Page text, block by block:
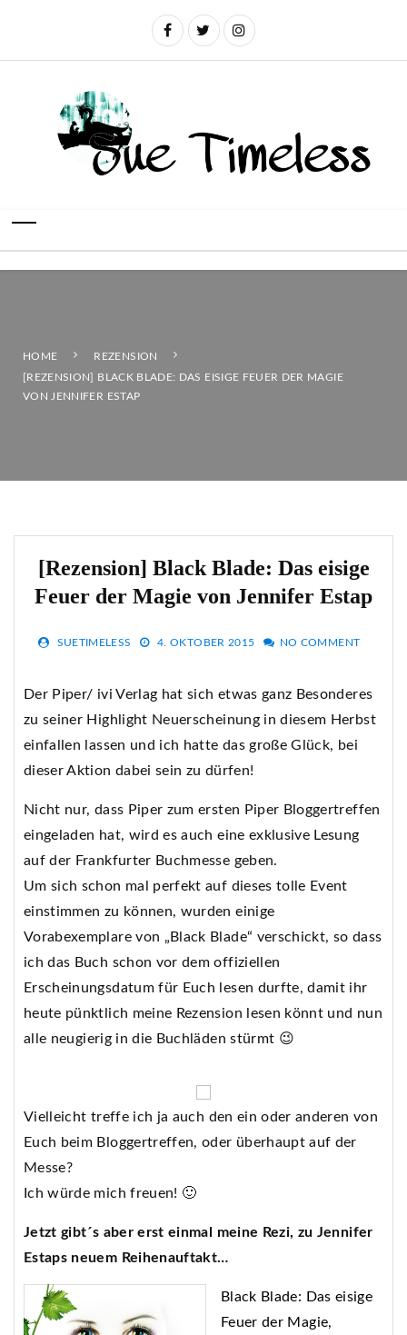
HOME
REZENSION
[REZENSION] BLACK BLADE: DAS EISIGE FEUER DER MAGIE
VON JENNIFER ESTAP
[Rezension] Black Blade: Das eisige
Feuer der Magie von Jennifer Estap
SUETIMELESS 4. OKTOBER 2015 NO COMMENT
Der Piper/ ivi Verlag hat sich etwas ganz Besonderes
zu seiner Highlight Neuerscheinung in diesem Herbst
einfallen lassen und ich hatte das große Glück, bei
dieser Aktion dabei sein zu dürfen!
Nicht nur, dass Piper zum ersten Piper Bloggertreffen
eingeladen hat, wird es auch eine exklusive Lesung
auf der Frankfurter Buchmesse geben.
Um sich schon mal perfekt auf dieses tolle Event
einstimmen zu können, wurden einige
Vorabexemplare von „Black Blade“ verschickt, so dass
ich das Buch schon vor dem offiziellen
Erscheinungsdatum für Euch lesen durfte, damit ihr
heute pünktlich meine Rezension lesen könnt und nun
alle neugierig in die Buchläden stürmt 😉
Vielleicht treffe ich ja auch den ein oder anderen von
Euch beim Bloggertreffen, oder überhaupt auf der
Messe?
Ich würde mich freuen! 🙂
Jetzt gibt´s aber erst einmal meine Rezi, zu Jennifer
Estaps neuem Reihenauftakt…
Black Blade: Das eisige
Feuer der Magie,